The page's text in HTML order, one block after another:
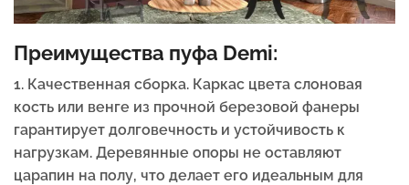
Преимущества пуфа Demi:
1. Качественная сборка. Каркас цвета слоновая
кость или венге из прочной березовой фанеры
гарантирует долговечность и устойчивость к
нагрузкам. Деревянные опоры не оставляют
царапин на полу, что делает его идеальным для